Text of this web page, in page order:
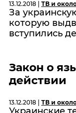
13.12.2018 | ТВ и
За
которую
вступились
Закон о
действии
13.12.2018 | ТВ и